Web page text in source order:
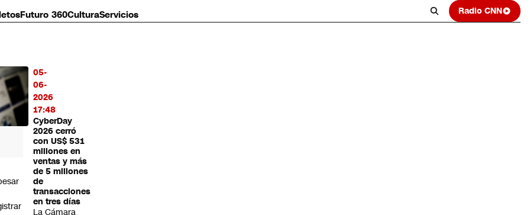
Futuro 360CulturaServicios Radio CNN
05-
06-
2026
17:48
CyberDay
2026 cerró
con US$ 531
millones en
ventas y más
de 5 millones
de
transacciones
en tres días
La Cámara